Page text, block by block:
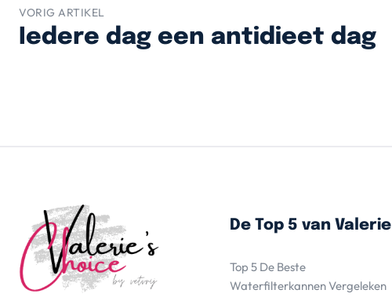
VORIG ARTIKEL
Iedere dag een antidieet dag
De Top 5 van Valerie
Top 5 De Beste
Waterfilterkannen Vergeleken